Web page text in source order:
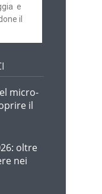
e
il
micro-
il
oltre
nei